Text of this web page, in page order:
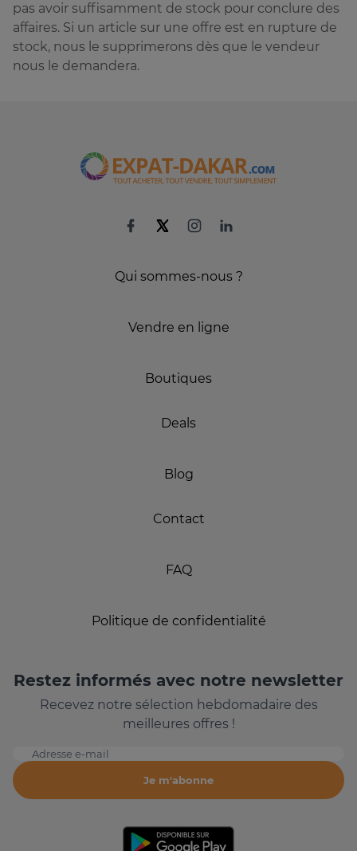
pas avoir suffisamment de stock pour conclure des
affaires. Si un article sur une offre est en rupture de
stock, nous le supprimerons dès que le vendeur
nous le demandera.
Qui sommes-nous ?
Vendre en ligne
Boutiques
Deals
Blog
Contact
FAQ
Politique de confidentialité
Restez informés avec notre newsletter
Recevez notre sélection hebdomadaire des
meilleures offres !
Adresse e-mail
Je m'abonne